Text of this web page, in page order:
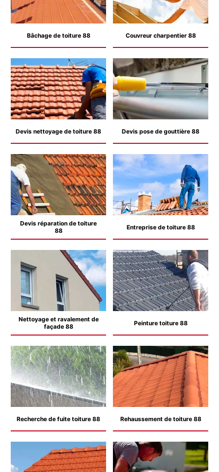
Bâchage de toiture 88 Couvreur charpentier 88
Devis nettoyage de toiture 88 Devis pose de gouttière 88
Devis réparation de toiture
88
Entreprise de toiture 88
Nettoyage et ravalement de
façade 88
Peinture toiture 88
Recherche de fuite toiture 88 Rehaussement de toiture 88